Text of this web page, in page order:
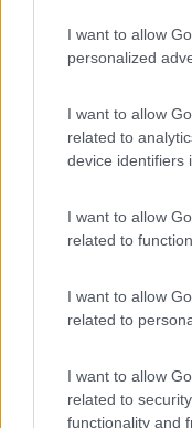
I want to allow
personalized
I want to allow
related to
device identifiers
I want to allow
related to
I want to allow
related to
I want to allow
related to
functionality and
Campeggio
Camping la
Servizi / Posizione
Affacciato su un
Adriati...